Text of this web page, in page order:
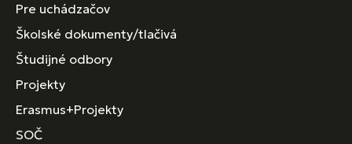
Pre uchádzačov
Školské dokumenty/tlačivá
Študijné odbory
Projekty
Erasmus+Projekty
SOČ